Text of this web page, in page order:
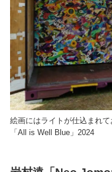
絵画にはライトが仕込まれ
「All is Well Blue」2024